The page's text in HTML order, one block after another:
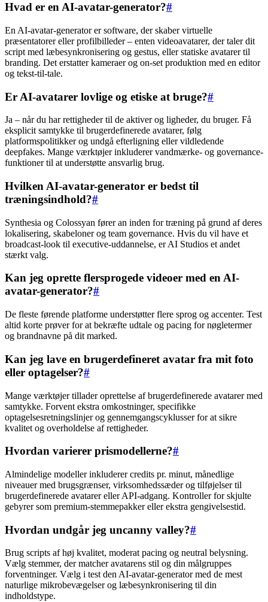
Hvad er en AI-avatar-generator?#
En AI-avatar-generator er software, der skaber virtuelle
præsentatorer eller profilbilleder – enten videoavatarer, der taler dit
script med læbesynkronisering og gestus, eller statiske avatarer til
branding. Det erstatter kameraer og on-set produktion med en editor
og tekst-til-tale.
Er AI-avatarer lovlige og etiske at bruge?#
Ja – når du har rettigheder til de aktiver og ligheder, du bruger. Få
eksplicit samtykke til brugerdefinerede avatarer, følg
platformspolitikker og undgå efterligning eller vildledende
deepfakes. Mange værktøjer inkluderer vandmærke- og governance-
funktioner til at understøtte ansvarlig brug.
Hvilken AI-avatar-generator er bedst til
træningsindhold?#
Synthesia og Colossyan fører an inden for træning på grund af deres
lokalisering, skabeloner og team governance. Hvis du vil have et
broadcast-look til executive-uddannelse, er AI Studios et andet
stærkt valg.
Kan jeg oprette flersprogede videoer med en AI-
avatar-generator?#
De fleste førende platforme understøtter flere sprog og accenter. Test
altid korte prøver for at bekræfte udtale og pacing for nøgletermer
og brandnavne på dit marked.
Kan jeg lave en brugerdefineret avatar fra mit foto
eller optagelser?#
Mange værktøjer tillader oprettelse af brugerdefinerede avatarer med
samtykke. Forvent ekstra omkostninger, specifikke
optagelsesretningslinjer og gennemgangscyklusser for at sikre
kvalitet og overholdelse af rettigheder.
Hvordan varierer prismodellerne?#
Almindelige modeller inkluderer credits pr. minut, månedlige
niveauer med brugsgrænser, virksomhedssæder og tilføjelser til
brugerdefinerede avatarer eller API-adgang. Kontroller for skjulte
gebyrer som premium-stemmepakker eller ekstra gengivelsestid.
Hvordan undgår jeg uncanny valley?#
Brug scripts af høj kvalitet, moderat pacing og neutral belysning.
Vælg stemmer, der matcher avatarens stil og din målgruppes
forventninger. Vælg i test den AI-avatar-generator med de mest
naturlige mikrobevægelser og læbesynkronisering til din
indholdstype.